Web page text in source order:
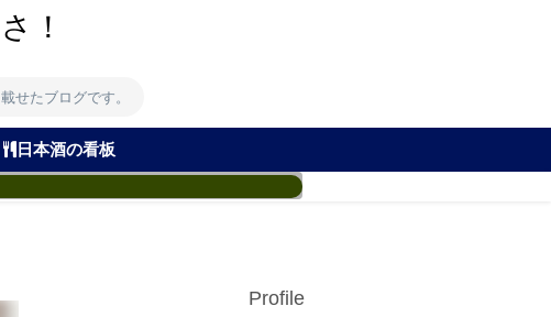
！
せたブログです。
日本酒の看板
Profile